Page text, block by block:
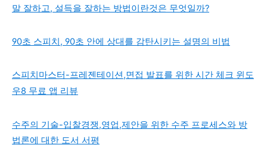
말 잘하고, 설득을 잘하는 방법이란것은 무엇일까?
90초 스피치, 90초 안에 상대를 감탄시키는 설명의 비법
스피치마스터-프레젠테이션,면접 발표를 위한 시간 체크 윈도
우8 무료 앱 리뷰
수주의 기술-입찰경쟁,영업,제안을 위한 수주 프로세스와 방
법론에 대한 도서 서평